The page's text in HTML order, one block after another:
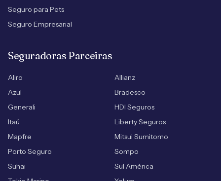
Seguro para Pets
Seguro Empresarial
Seguradoras Parceiras
Aliro
Allianz
Azul
Bradesco
Generali
HDI Seguros
Itaú
Liberty Seguros
Mapfre
Mitsui Sumitomo
Porto Seguro
Sompo
Suhai
Sul América